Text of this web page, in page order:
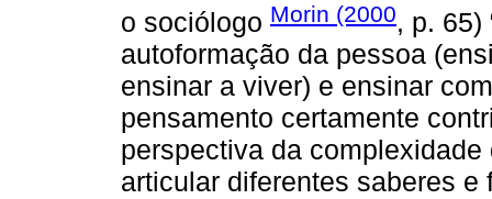
o sociólogo Morin (2000, p. 65)
autoformação da pessoa
ensinar a viver) e ensinar
pensamento certamente
perspectiva da
articular diferentes saberes